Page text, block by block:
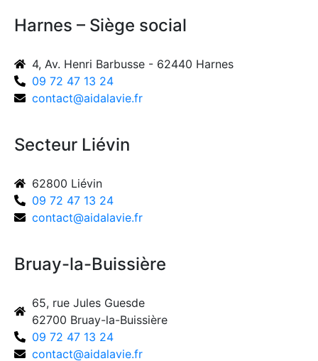
Harnes – Siège social
4, Av. Henri Barbusse - 62440 Harnes
09 72 47 13 24
contact@aidalavie.fr
Secteur Liévin
62800 Liévin
09 72 47 13 24
contact@aidalavie.fr
Bruay-la-Buissière
65, rue Jules Guesde
62700 Bruay-la-Buissière
09 72 47 13 24
contact@aidalavie.fr